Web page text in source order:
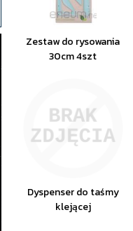
Zestaw do rysowania
30cm 4szt
Dyspenser do taśmy
klejącej